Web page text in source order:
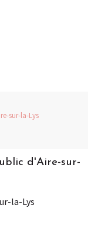
sur-la-Lys
d'Aire-sur-
la-Lys